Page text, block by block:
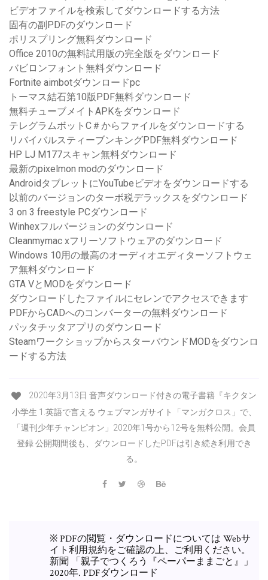
ビデオファイルを検索してダウンロードする方法
固有の副PDFのダウンロード
ポリスプリング無料ダウンロード
Office 2010の無料試用版の完全版をダウンロード
バビロンフォント無料ダウンロード
Fortnite aimbotダウンロードpc
トーマス結石第10版PDF無料ダウンロード
無料チューブメイトAPKをダウンロード
テレグラムボットC＃からファイルをダウンロードする
リバイバルスティーブンキングPDF無料ダウンロード
HP LJ M177スキャン無料ダウンロード
最新のpixelmon modのダウンロード
AndroidタブレットにYouTubeビデオをダウンロードする
以前のバージョンのターボ税デラックスをダウンロード
3 on 3 freestyle PCダウンロード
Winhexフルバージョンのダウンロード
Cleanmymac xフリーソフトウェアのダウンロード
Windows 10用の最高のオーディオエディターソフトウェ
ア無料ダウンロード
GTA VとMODをダウンロード
ダウンロードしたファイルにセレンでアクセスできます
PDFからCADへのコンバーターの無料ダウンロード
パッタチッタアプリのダウンロード
SteamワークショップからスターバウンドMODをダウンロ
ードする方法
2020年3月13日 音声ダウンロード付きの電子書籍『キクタン
小学生 1.英語で言える ウェブマンガサイト「マンガクロス」で、
「週刊少年チャンピオン」2020年1号から12号を無料公開。会員
登録 公開期間後も、ダウンロードしたPDFは引き続き利用でき
る。
※ PDFの閲覧・ダウンロードについては Webサ
イト利用規約をご確認の上、ご利用ください。
新聞 「親子でつくろう『ペーパーままごと』」
2020年. PDFダウンロード